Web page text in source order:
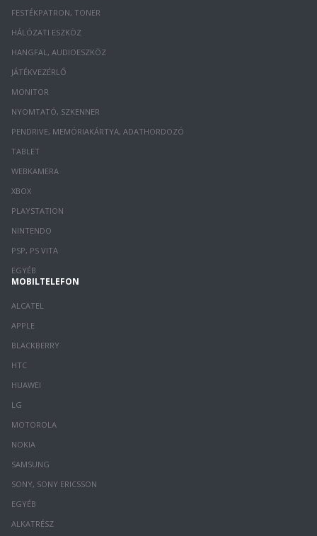
FESTÉKPATRON, TONER
HÁLÓZATI ESZKÖZ
HANGFAL, AUDIOESZKÖZ
JÁTÉKVEZÉRLŐ
MONITOR
NYOMTATÓ, SZKENNER
PENDRIVE, MEMÓRIAKÁRTYA, ADATHORDOZÓ
TABLET
WEBKAMERA
XBOX
PLAYSTATION
NINTENDO
PSP, PS VITA
EGYÉB
MOBILTELEFON
ALCATEL
APPLE
BLACKBERRY
HTC
HUAWEI
LG
MOTOROLA
NOKIA
SAMSUNG
SONY, SONY ERICSSON
EGYÉB
ALKATRÉSZ